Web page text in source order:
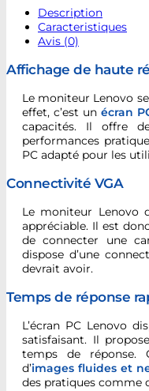
Description
Caracteristiques
Avis (0)
Affichage de haute
Le moniteur Lenovo
effet, c’est un écran
capacités. Il offre
performances
PC adapté pour les
Connectivité VGA
Le moniteur Lenovo
appréciable. Il est
de connecter une
dispose d’une
devrait avoir.
Temps de réponse
L’écran PC Lenovo
satisfaisant. Il
temps de réponse.
d’images fluides et
des pratiques comme